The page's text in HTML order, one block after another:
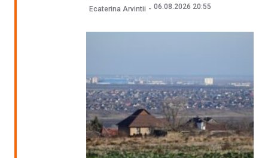
Ecaterina Arvintii 06.08.2026 20:55